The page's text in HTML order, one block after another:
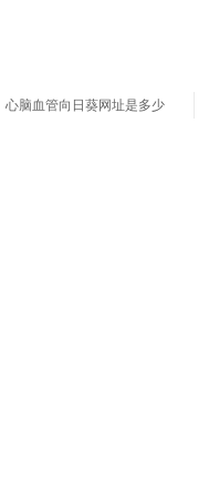
心脑血管向日葵网址是多少